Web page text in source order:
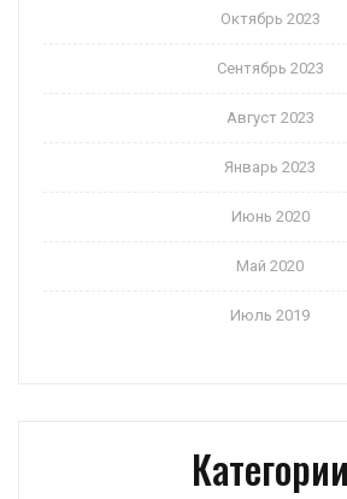
Октябрь 2023
Сентябрь 2023
Август 2023
Январь 2023
Июнь 2020
Май 2020
Июль 2019
Категории